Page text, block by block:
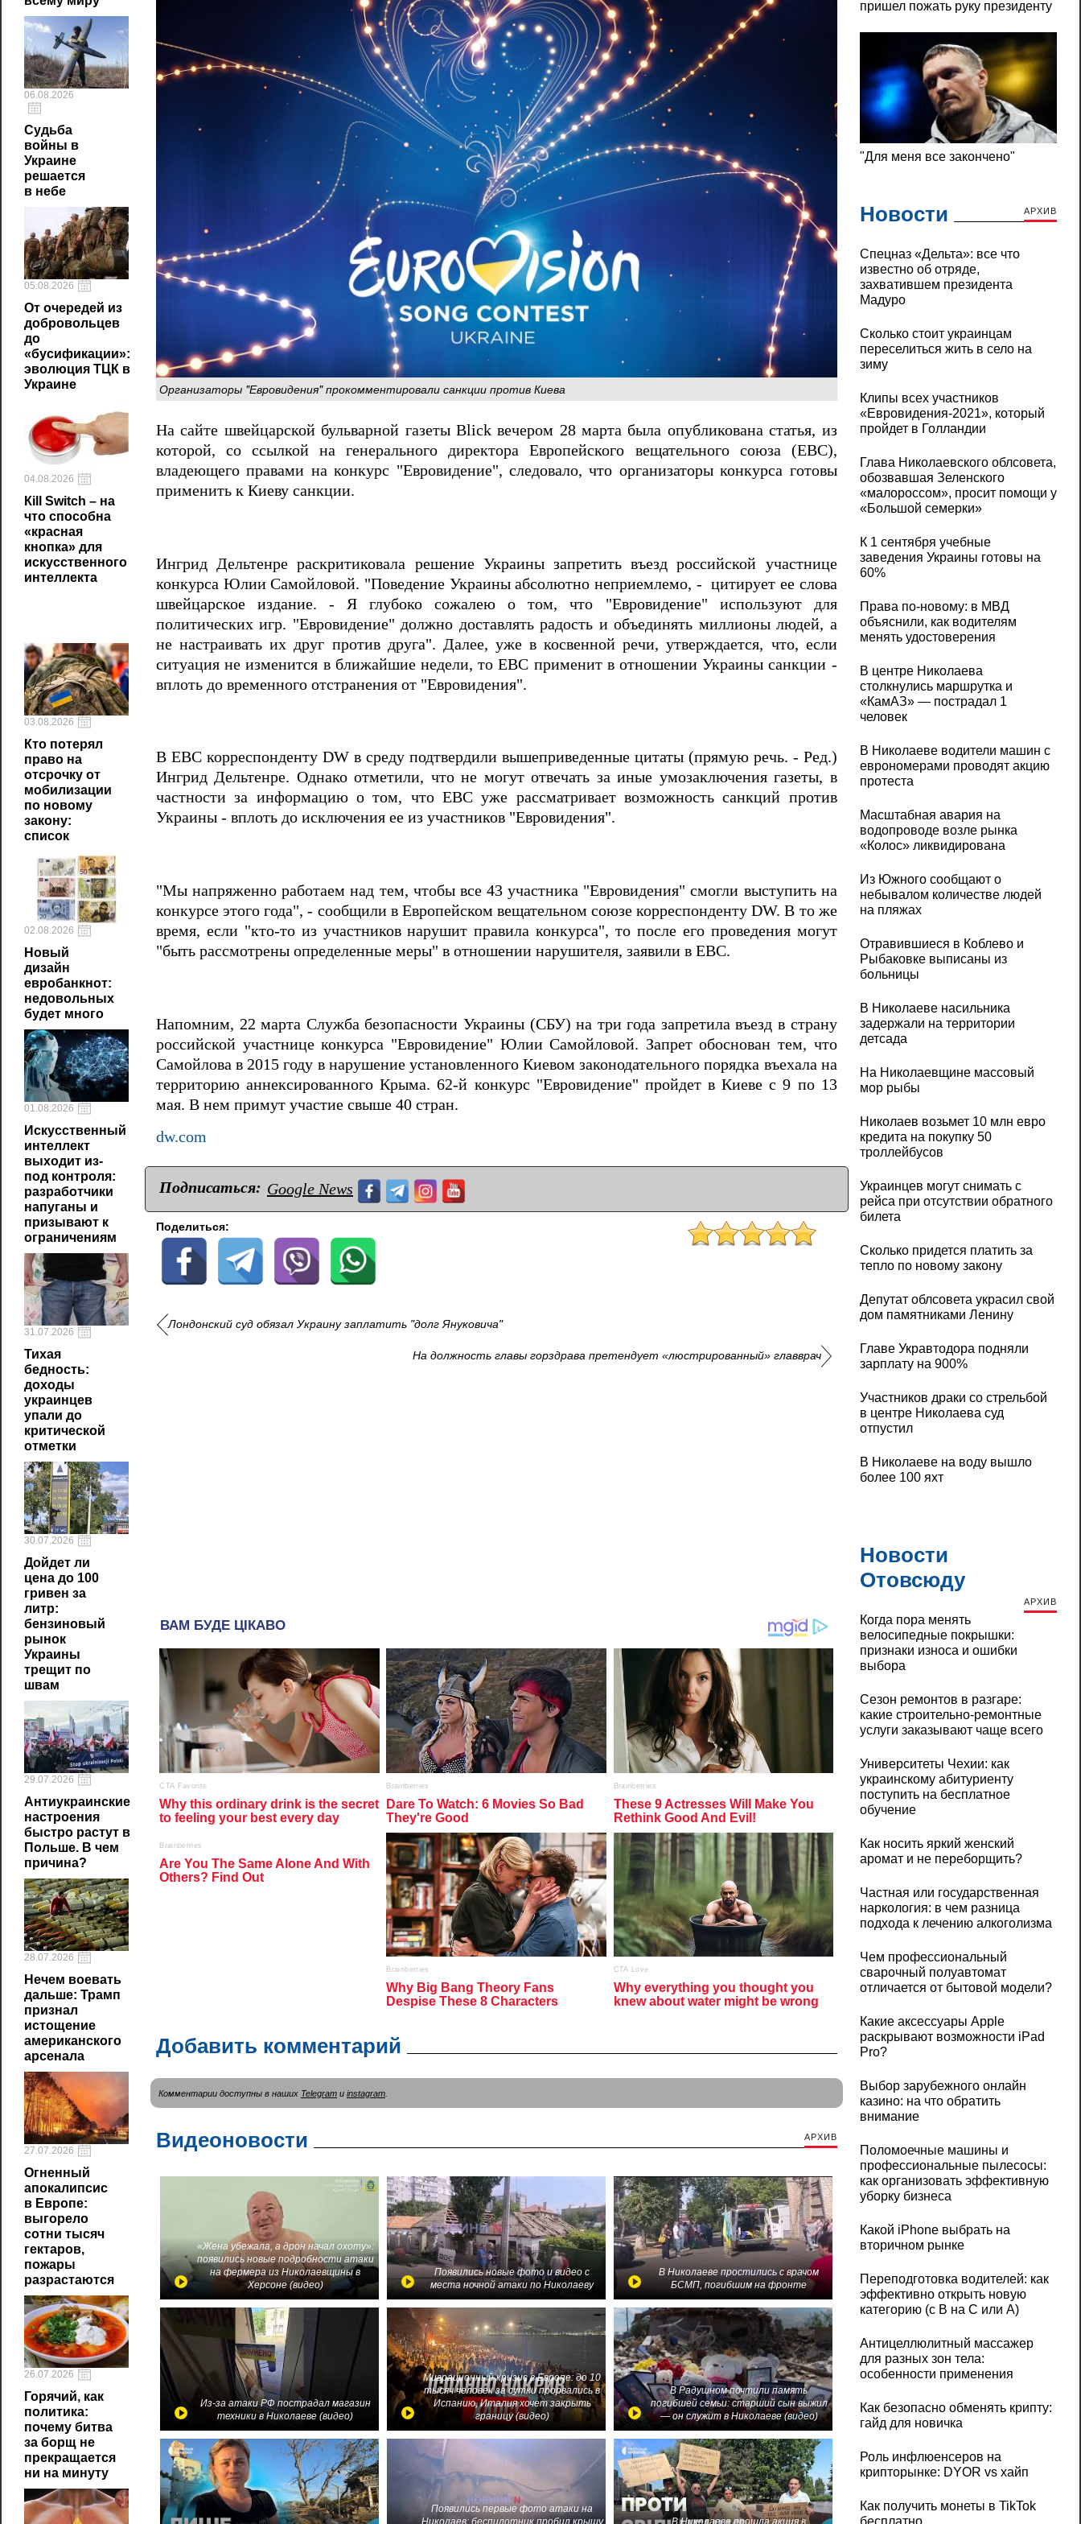
06.08.2026
Судьба
войны в
Украине
решается
в небе
05.08.2026
От очередей из
добровольцев
до
«бусификации»:
эволюция ТЦК в
Украине
04.08.2026
Кill Switch – на
что способна
«красная
кнопка» для
искусственного
интеллекта
03.08.2026
Кто потерял
право на
отсрочку от
мобилизации
по новому
закону:
список
02.08.2026
Новый
дизайн
евробанкнот:
недовольных
будет много
01.08.2026
Искусственный
интеллект
выходит из-
под контроля:
разработчики
напуганы и
призывают к
ограничениям
31.07.2026
Тихая
бедность:
доходы
украинцев
упали до
критической
отметки
30.07.2026
Дойдет ли
цена до 100
гривен за
литр:
бензиновый
рынок
Украины
трещит по
швам
29.07.2026
Антиукраинские
настроения
быстро растут в
Польше. В чем
причина?
28.07.2026
Нечем воевать
дальше: Трамп
признал
истощение
американского
арсенала
27.07.2026
Огненный
апокалипсис
в Европе:
выгорело
сотни тысяч
гектаров,
пожары
разрастаются
26.07.2026
Горячий, как
политика:
почему битва
за борщ не
прекращается
ни на минуту
Организаторы "Евровидения" прокомментировали санкции против Киева
На сайте швейцарской бульварной газеты Blick вечером 28 марта была опубликована статья, из
которой, со ссылкой на генерального директора Европейского вещательного союза (ЕВС),
владеющего правами на конкурс "Евровидение", следовало, что организаторы конкурса готовы
применить к Киеву санкции.
Ингрид Дельтенре раскритиковала решение Украины запретить въезд российской участнице
конкурса Юлии Самойловой. "Поведение Украины абсолютно неприемлемо, - цитирует ее слова
швейцарское издание. - Я глубоко сожалею о том, что "Евровидение" используют для
политических игр. "Евровидение" должно доставлять радость и объединять миллионы людей, а
не настраивать их друг против друга". Далее, уже в косвенной речи, утверждается, что, если
ситуация не изменится в ближайшие недели, то ЕВС применит в отношении Украины санкции -
вплоть до временного отстранения от "Евровидения".
В ЕВС корреспонденту DW в среду подтвердили вышеприведенные цитаты (прямую речь. - Ред.)
Ингрид Дельтенре. Однако отметили, что не могут отвечать за иные умозаключения газеты, в
частности за информацию о том, что EBС уже рассматривает возможность санкций против
Украины - вплоть до исключения ее из участников "Евровидения".
"Мы напряженно работаем над тем, чтобы все 43 участника "Евровидения" смогли выступить на
конкурсе этого года", - сообщили в Европейском вещательном союзе корреспонденту DW. В то же
время, если "кто-то из участников нарушит правила конкурса", то после его проведения могут
"быть рассмотрены определенные меры" в отношении нарушителя, заявили в EBС.
Напомним, 22 марта Служба безопасности Украины (СБУ) на три года запретила въезд в страну
российской участнице конкурса "Евровидение" Юлии Самойловой. Запрет обоснован тем, что
Самойлова в 2015 году в нарушение установленного Киевом законодательного порядка въехала на
территорию аннексированного Крыма. 62-й конкурс "Евровидение" пройдет в Киеве с 9 по 13
мая. В нем примут участие свыше 40 стран.
dw.com
Подписаться: Google News
Поделиться:
Лондонский суд обязал Украину заплатить "долг Януковича"
На должность главы горздрава претендует «люстрированный» главврач
Добавить комментарий
Комментарии доступны в наших Telegram и instagram
Видеоновости АРХИВ
«Жена убежала, а дрон начал охоту»:
появились новые подробности атаки
на фермера из Николаевщины в
Херсоне (видео)
Появились новые фото и видео с
места ночной атаки по Николаеву
В Николаеве простились с врачом
БСМП, погибшим на фронте
Из-за атаки РФ пострадал магазин
техники в Николаеве (видео)
Миграционный кризис в Европе: до 10
тысяч человек за сутки прорвались в
Испанию, Италия хочет закрыть
границу (видео)
В Радушном почтили память
погибшей семьи: старший сын выжил
— он служит в Николаеве (видео)
Появились первые фото атаки на
Николаев: беспилотник пробил крышу
В Николаеве прошла акция в
Новости АРХИВ
Cпецназ «Дельта»: все что
известно об отряде,
захватившем президента
Мадуро
Сколько стоит украинцам
переселиться жить в село на
зиму
Клипы всех участников
«Евровидения-2021», который
пройдет в Голландии
Глава Николаевского облсовета,
обозвавшая Зеленского
«малороссом», просит помощи у
«Большой семерки»
К 1 сентября учебные
заведения Украины готовы на
60%
Права по-новому: в МВД
объяснили, как водителям
менять удостоверения
В центре Николаева
столкнулись маршрутка и
«КамАЗ» — пострадал 1
человек
В Николаеве водители машин с
еврономерами проводят акцию
протеста
Масштабная авария на
водопроводе возле рынка
«Колос» ликвидирована
Из Южного сообщают о
небывалом количестве людей
на пляжах
Отравившиеся в Коблево и
Рыбаковке выписаны из
больницы
В Николаеве насильника
задержали на территории
детсада
На Николаевщине массовый
мор рыбы
Николаев возьмет 10 млн евро
кредита на покупку 50
троллейбусов
Украинцев могут снимать с
рейса при отсутствии обратного
билета
Сколько придется платить за
тепло по новому закону
Депутат облсовета украсил свой
дом памятниками Ленину
Главе Укравтодора подняли
зарплату на 900%
Участников драки со стрельбой
в центре Николаева суд
отпустил
В Николаеве на воду вышло
более 100 яхт
Новости
Отовсюду
АРХИВ
Когда пора менять
велосипедные покрышки:
признаки износа и ошибки
выбора
Сезон ремонтов в разгаре:
какие строительно-ремонтные
услуги заказывают чаще всего
Университеты Чехии: как
украинскому абитуриенту
поступить на бесплатное
обучение
Как носить яркий женский
аромат и не переборщить?
Частная или государственная
наркология: в чем разница
подхода к лечению алкоголизма
Чем профессиональный
сварочный полуавтомат
отличается от бытовой модели?
Какие аксессуары Apple
раскрывают возможности iPad
Pro?
Выбор зарубежного онлайн
казино: на что обратить
внимание
Поломоечные машины и
профессиональные пылесосы:
как организовать эффективную
уборку бизнеса
Какой iPhone выбрать на
вторичном рынке
Переподготовка водителей: как
эффективно открыть новую
категорию (с B на C или А)
Антицеллюлитный массажер
для разных зон тела:
особенности применения
Как безопасно обменять крипту:
гайд для новичка
Роль инфлюенсеров на
крипторынке: DYOR vs хайп
Как получить монеты в TikTok